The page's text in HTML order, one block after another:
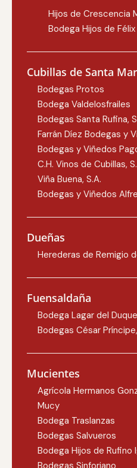
Hijos de Crescencia
Bodega Hijos de Félix
Cubillas de Santa
Bodegas Protos
Bodega Valdelosfrailes
Bodegas Santa Rufina,
Farrán Díez Bodegas y
Bodegas y Viñedos
C.H. Vinos de Cubillas,
Viña Buena, S.A.
Bodegas y Viñedos
Dueñas
Herederas de Remigio
Fuensaldaña
Bodega Lagar del Duque
Bodegas César
Mucientes
Agrícola Hermanos
Mucy
Bodega Traslanzas
Bodegas Salvueros
Bodega Hijos de Rufino